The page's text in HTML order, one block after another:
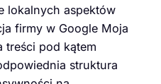
lokalnych aspektów
firmy w Google Moja
treści pod kątem
struktura